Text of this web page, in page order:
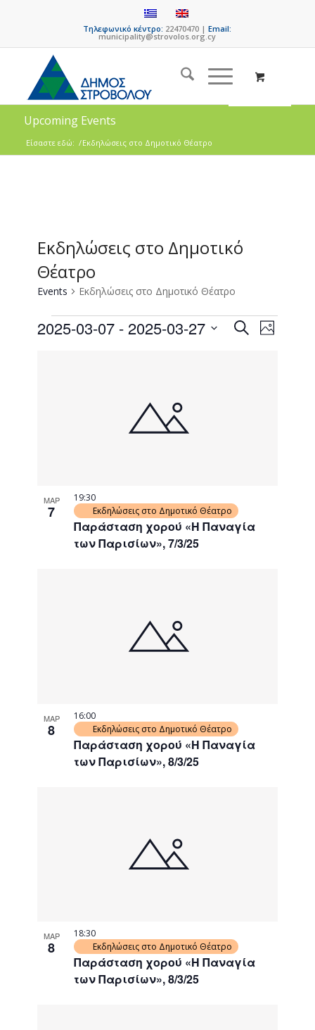
Τηλεφωνικό κέντρο: 22470470 |Email:
municipality@strovolos.org.cy
Upcoming Events
Είσαστε εδώ: /Εκδηλώσεις στο Δημοτικό Θέατρο
Εκδηλώσεις στο Δημοτικό
Θέατρο
Events Εκδηλώσεις στο Δημοτικό Θέατρο
Events
SearchEvent
Views
Photo
2025-03-07 - 2025-03-27
ΜΑΡ
7
Παράσταση χορού «Η Παναγία
των Παρισίων», 7/3/25
19:30
Εκδηλώσεις στο Δημοτικό Θέατρο
ΜΑΡ
8
Παράσταση χορού «Η Παναγία
των Παρισίων», 8/3/25
16:00
Εκδηλώσεις στο Δημοτικό Θέατρο
ΜΑΡ
8
Παράσταση χορού «Η Παναγία
των Παρισίων», 8/3/25
18:30
Εκδηλώσεις στο Δημοτικό Θέατρο